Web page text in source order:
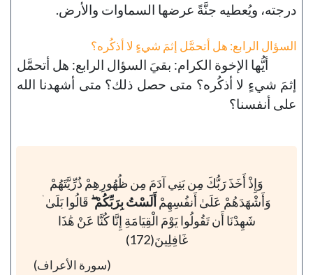
درجته، ويُعطيه جنَّةً عرضها السماوات والأرض.
السؤال الرابع: هل أتحمَّل إثمَ شيءٍ لا أذكُره؟
أيُّها الإخوة الكرام: بقيَ السؤال الرابع: هل أتحمَّل
إثمَ شيءٍ لا أذكُره؟ متى حصل ذلك؟ متى أشهدنا الله
على أنفسنا؟
وَإِذْ أَخَذَ رَبُّكَ مِن بَنِي آدَمَ مِن ظُهُورِهِمْ ذُرِّيَّتَهُمْ
وَأَشْهَدَهُمْ عَلَىٰ أَنفُسِهِمْ أَلَسْتُ بِرَبِّكُمْ ۖ قَالُوا بَلَىٰ ۛ
شَهِدْنَا أَن تَقُولُوا يَوْمَ الْقِيَامَةِ إِنَّا كُنَّا عَنْ هَٰذَا
غَافِلِينَ(172)
(سورة الأعراف)